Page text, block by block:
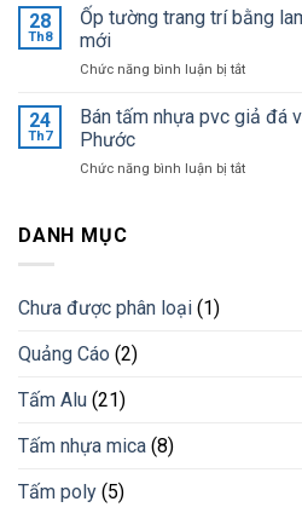
tại
cáo
giá
nhất
điểm
cần
ý
lắp
chống
28
Th8
Ốp tường trang trí bằng
mới
Chức năng bình luận bị tắtở
tường
trang
bằng
24
Th7
Bán tấm nhựa pvc giả đá
Phước
Chức năng bình luận bị tắtở
DANH MỤC
Chưa được phân loại (1)
Quảng Cáo (2)
Tấm Alu (21)
Tấm nhựa mica (8)
Tấm poly (5)